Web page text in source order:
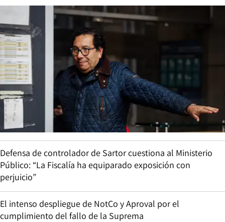
Defensa de controlador de Sartor cuestiona al Ministerio
Público: “La Fiscalía ha equiparado exposición con
perjuicio”
El intenso despliegue de NotCo y Aproval por el
cumplimiento del fallo de la Suprema